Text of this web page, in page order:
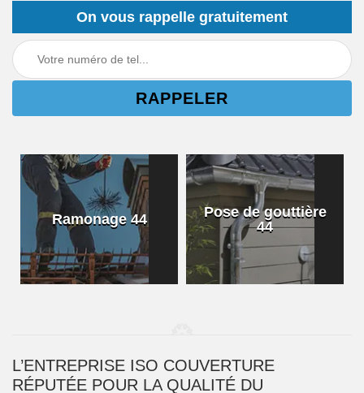
On vous rappelle gratuitement
Ramonage 44
Pose de gouttière
44
L’ENTREPRISE ISO COUVERTURE
RÉPUTÉE POUR LA QUALITÉ DU